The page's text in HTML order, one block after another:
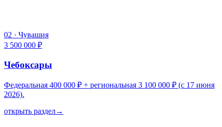
02 · Чувашия
3 500 000 ₽
Чебоксары
Федеральная 400 000 ₽ + региональная 3 100 000 ₽ (с 17 июня
2026).
открыть раздел→